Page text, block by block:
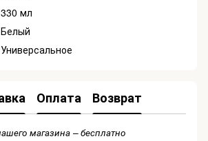
330 мл
Белый
Универсальное
Оплата Возврат
магазина – бесплатно